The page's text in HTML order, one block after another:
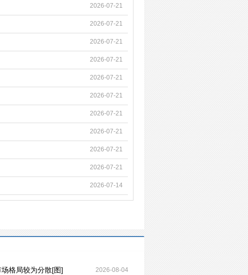
2026-07-21
2026-07-21
2026-07-21
2026-07-21
2026-07-21
2026-07-21
2026-07-21
2026-07-21
2026-07-21
2026-07-21
2026-07-14
格局较为分散[图] 2026-08-04